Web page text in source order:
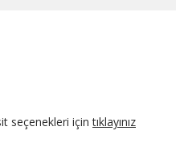
seçenekleri içintıklayınız